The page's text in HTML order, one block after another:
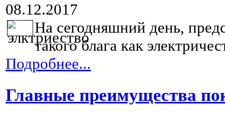
08.12.2017
На сегодняшний день,
такого блага как
Подробнее...
Главные преимущества